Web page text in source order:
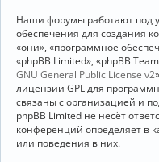
Наши форумы работают под
обеспечения для создания
«они», «программное
«phpBB Limited», «phpBB
GNU General Public License v2
лицензии GPL для
связаны с организацией и
phpBB Limited не несёт
конференций определяет в
или поведения в них.